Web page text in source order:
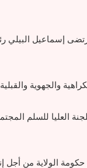
إسماعيل البيلي
والجهوية
العليا للسلم
الولاية من أجل